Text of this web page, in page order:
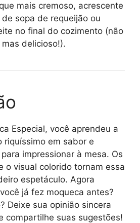
mais cremoso, acrescente
sopa de requeijão ou
no final do cozimento (não
delicioso!).
Especial, você aprendeu a
riquíssimo em sabor e
impressionar à mesa. Os
o visual colorido tornam essa
espetáculo. Agora
já fez moqueca antes?
Deixe sua opinião sincera
compartilhe suas sugestões!